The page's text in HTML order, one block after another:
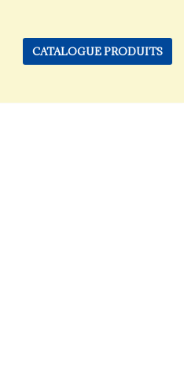
CATALOGUE PRODUITS